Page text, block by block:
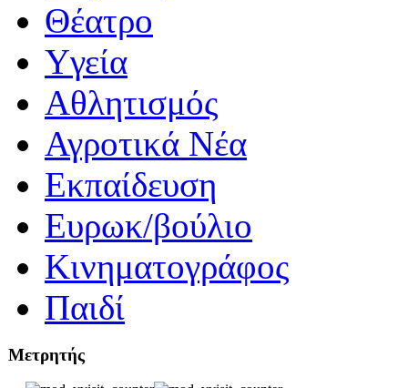
Θέατρο
Yγεία
Αθλητισμός
Αγροτικά Νέα
Εκπαίδευση
Ευρωκ/βούλιο
Κινηματογράφος
Παιδί
Μετρητής